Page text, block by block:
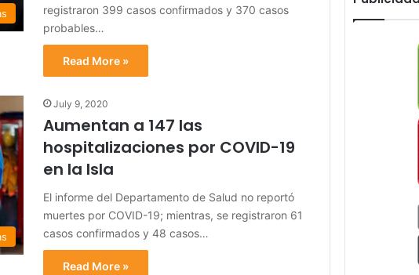
registraron 399 casos confirmados y 370 casos
probables…
Read More »
July 9, 2020
Aumentan a 147 las
hospitalizaciones por COVID-19
en la Isla
El informe del Departamento de Salud no reportó
muertes por COVID-19; mientras, se registraron 61
casos confirmados y 48 casos…
Read More »